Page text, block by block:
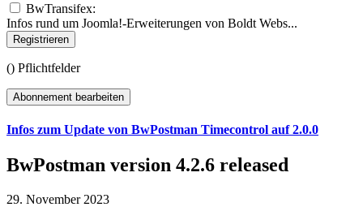
BwTransifex:
Infos rund um Joomla!-Erweiterungen von Boldt Webs...
Registrieren
() Pflichtfelder
Abonnement bearbeiten
Infos zum Update von BwPostman Timecontrol auf 2.0.0
BwPostman version 4.2.6 released
29. November 2023